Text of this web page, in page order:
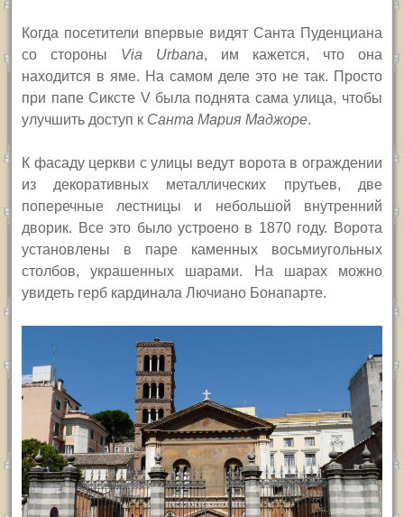
Когда посетители впервые видят Санта Пуденциана
со стороны Via Urbana, им кажется, что она
находится в яме. На самом деле это не так. Просто
при папе Сиксте V была поднята сама улица, чтобы
улучшить доступ к Санта Мария Маджоре.
К фасаду церкви с улицы ведут ворота в ограждении
из декоративных металлических прутьев, две
поперечные лестницы и небольшой внутренний
дворик. Все это было устроено в 1870 году. Ворота
установлены в паре каменных восьмиугольных
столбов, украшенных шарами. На шарах можно
увидеть герб кардинала Лючиано Бонапарте.